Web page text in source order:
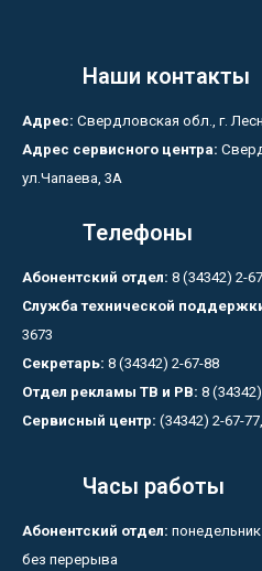
Наши контакты
Адрес: Свердловская обл., г.
Адрес сервисного центра:
ул.Чапаева, 3А
Телефоны
Абонентский отдел: 8 (34342) 2-
Служба технической
3673
Секретарь: 8 (34342) 2-67-88
Отдел рекламы ТВ и РВ: 8
Сервисный центр: (34342) 2-67-
Часы работы
Абонентский отдел:
без перерыва